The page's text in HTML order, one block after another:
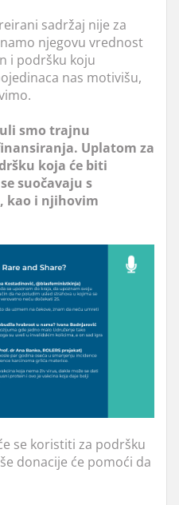
sadržaj nije za
njegovu vrednost
i podršku koju
nas motivišu,
smo trajnu
Uplatom za
koja će biti
suočavaju s
kao i njihovim
se koristiti za podršku
donacije će pomoći da